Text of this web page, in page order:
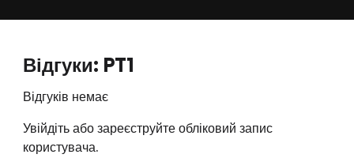
Відгуки: PT1
Відгуків немає
Увійдіть або зареєструйте обліковий запис
користувача.